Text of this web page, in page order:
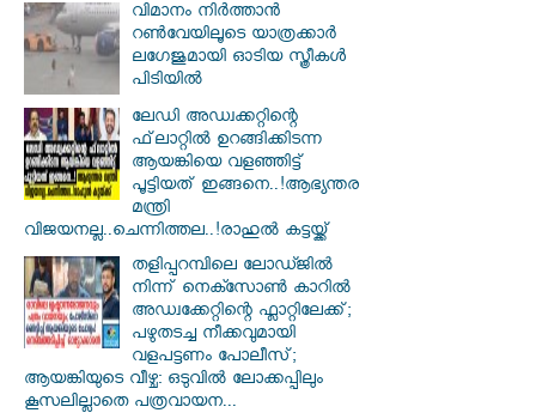
വിമാനം നിര്‍ത്താന്‍
റണ്‍വേയിലൂടെ യാത്രക്കാര്‍
ലഗേജുമായി ഓടിയ സ്ത്രീകള്‍
പിടിയില്‍
ലേഡി അഡ്വക്കറ്റിന്റെ
ഫ്‌ലാറ്റിൽ ഉറങ്ങിക്കിടന്ന
ആയങ്കിയെ വളഞ്ഞിട്ട്
പൂട്ടിയത് ഇങ്ങനെ..!ആഭ്യന്തര
മന്ത്രി
വിജയനല്ല..ചെന്നിത്തല..!രാഹുൽ കട്ടയ്ക്ക്
തളിപ്പറമ്പിലെ ലോഡ്ജിൽ
നിന്ന് നെക്സോൺ കാറിൽ
അഡ്വക്കേറ്റിന്റെ ഫ്ലാറ്റിലേക്ക്;
പഴുതടച്ച നീക്കവുമായി
വളപട്ടണം പോലീസ്;
ആയങ്കിയുടെ വീഴ്ച: ഒടുവിൽ ലോക്കപ്പിലും
കൂസലില്ലാതെ പത്രവായന...